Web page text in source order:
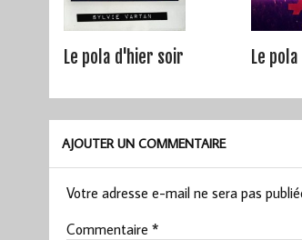
Le pola d'hier soir Le
AJOUTER UN COMMENTAIRE
Votre adresse e-mail ne sera pas
Commentaire *